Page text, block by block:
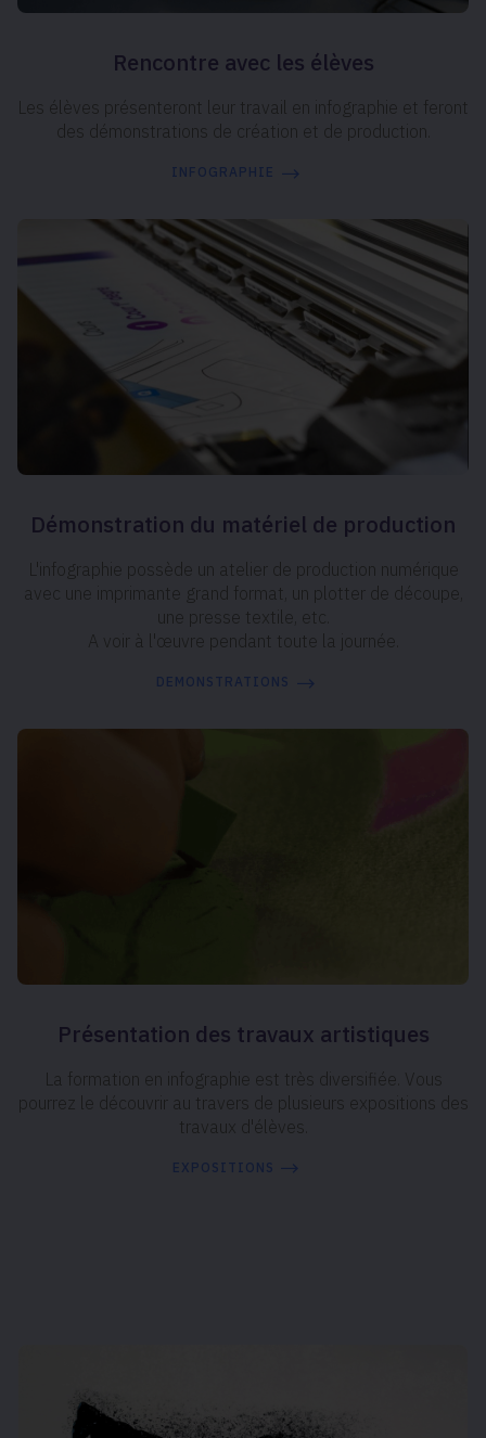
Rencontre avec les élèves
Les élèves présenteront leur travail en infographie et feront
des démonstrations de création et de production.
INFOGRAPHIE
Démonstration du matériel de production
L'infographie possède un atelier de production numérique
avec une imprimante grand format, un plotter de découpe,
une presse textile, etc.
A voir à l'œuvre pendant toute la journée.
DEMONSTRATIONS
Présentation des travaux artistiques
La formation en infographie est très diversifiée. Vous
pourrez le découvrir au travers de plusieurs expositions des
travaux d'élèves.
EXPOSITIONS